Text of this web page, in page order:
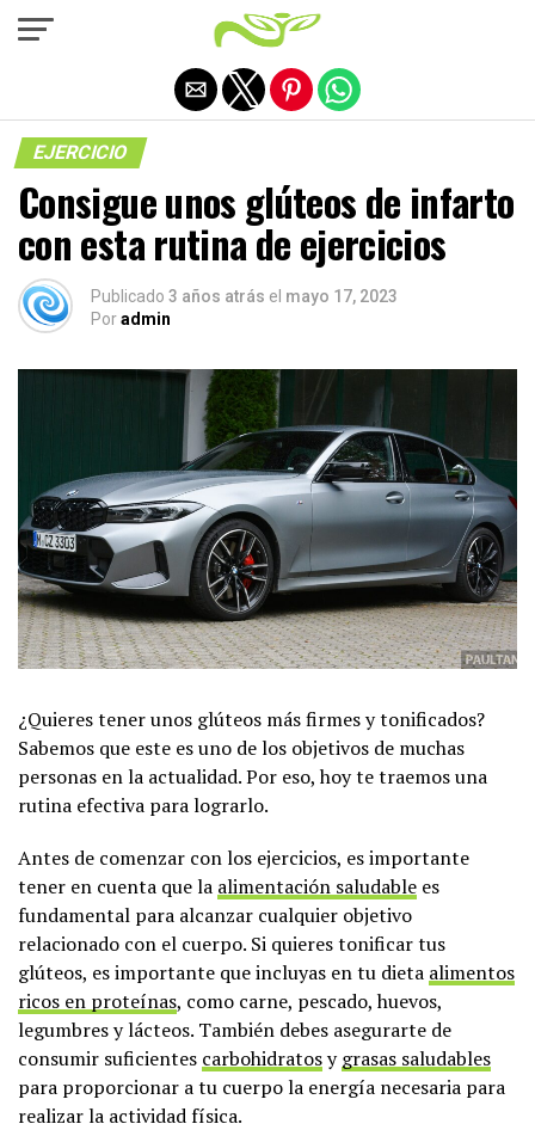
EJERCICIO
Consigue unos glúteos de infarto
con esta rutina de ejercicios
Publicado 3 años atrás el mayo 17, 2023
Poradmin
¿Quieres tener unos glúteos más firmes y tonificados?
Sabemos que este es uno de los objetivos de muchas
personas en la actualidad. Por eso, hoy te traemos una
rutina efectiva para lograrlo.
Antes de comenzar con los ejercicios, es importante
tener en cuenta que la alimentación saludable es
fundamental para alcanzar cualquier objetivo
relacionado con el cuerpo. Si quieres tonificar tus
glúteos, es importante que incluyas en tu dieta alimentos
ricos en proteínas, como carne, pescado, huevos,
legumbres y lácteos. También debes asegurarte de
consumir suficientes carbohidratosygrasas saludables
para proporcionar a tu cuerpo la energía necesaria para
realizar la actividad física.
Salir de la versión móvil